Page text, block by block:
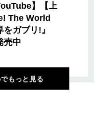
】【上
The World
をガブリ!』
売中
もっと見る